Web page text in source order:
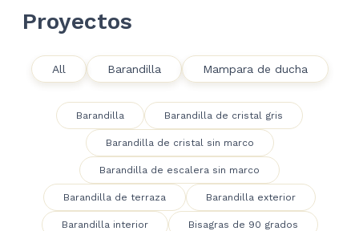
Proyectos
All Barandilla Mampara de ducha
Barandilla Barandilla de cristal gris
Barandilla de cristal sin marco
Barandilla de escalera sin marco
Barandilla de terraza Barandilla exterior
Barandilla interior Bisagras de 90 grados